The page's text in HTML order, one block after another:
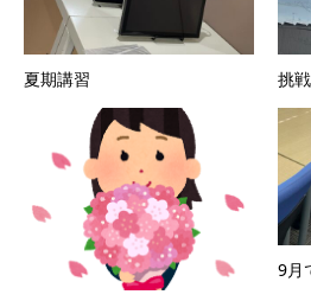
夏期講習 挑戦
9月